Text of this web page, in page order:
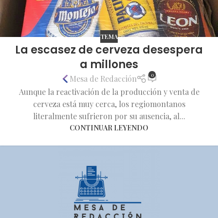
TEMA
La escasez de cerveza desespera
a millones
Mesa de Redacción 0
Aunque la reactivación de la producción y venta de
cerveza está muy cerca, los regiomontanos
literalmente sufrieron por su ausencia, al...
CONTINUAR LEYENDO